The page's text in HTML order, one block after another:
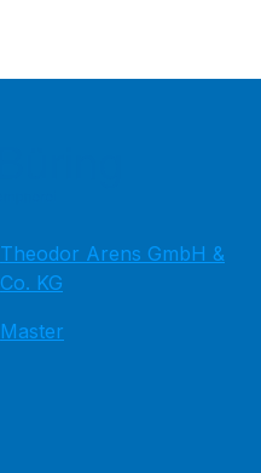
Theodor Arens GmbH &
Co. KG
Master